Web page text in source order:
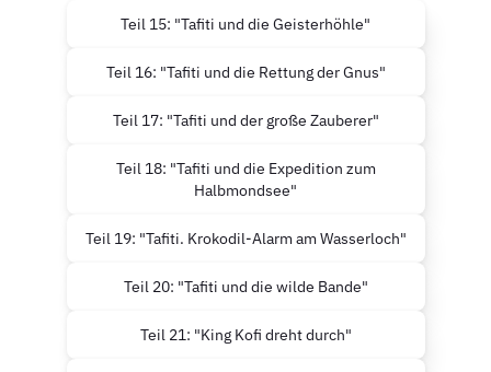
Teil 15: "Tafiti und die Geisterhöhle"
Teil 16: "Tafiti und die Rettung der Gnus"
Teil 17: "Tafiti und der große Zauberer"
Teil 18: "Tafiti und die Expedition zum
Halbmondsee"
Teil 19: "Tafiti. Krokodil-Alarm am Wasserloch"
Teil 20: "Tafiti und die wilde Bande"
Teil 21: "King Kofi dreht durch"